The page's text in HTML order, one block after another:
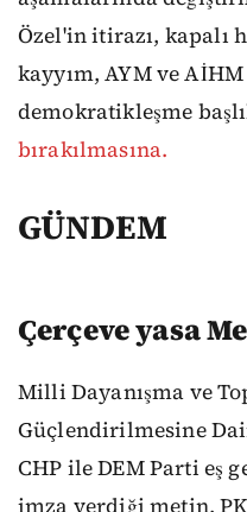
Özel'in itirazı, kapalı
kayyım, AYM ve
demokratikleşme
bırakılmasına.
GÜNDEM
Çerçeve yasa
Milli Dayanışma ve
Güçlendirilmesine
CHP ile DEM Parti eş
imza verdiği metin,